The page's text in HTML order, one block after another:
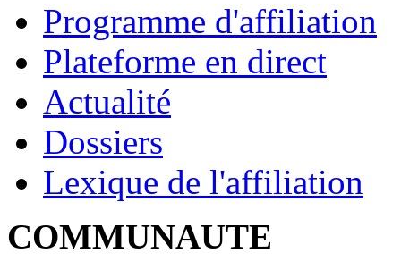
Programme d'affiliation
Plateforme en direct
Actualité
Dossiers
Lexique de l'affiliation
COMMUNAUTE